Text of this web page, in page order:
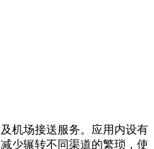
机场接送服务。应用内设有
少辗转不同渠道的繁琐，使